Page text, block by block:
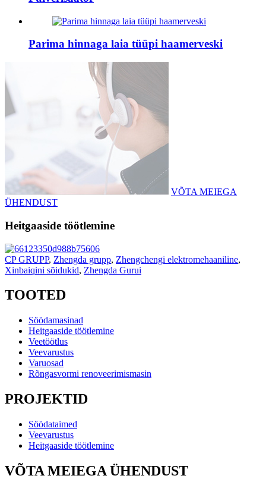
Parima hinnaga laia tüüpi haamerveski
VÕTA MEIEGA
ÜHENDUST
Heitgaaside töötlemine
CP GRUPP, Zhengda grupp, Zhengchengi elektromehaaniline,
Xinbaiqini sõidukid, Zhengda Gurui
TOOTED
Söödamasinad
Heitgaaside töötlemine
Veetöötlus
Veevarustus
Varuosad
Rõngasvormi renoveerimismasin
PROJEKTID
Söödataimed
Veevarustus
Heitgaaside töötlemine
VÕTA MEIEGA ÜHENDUST